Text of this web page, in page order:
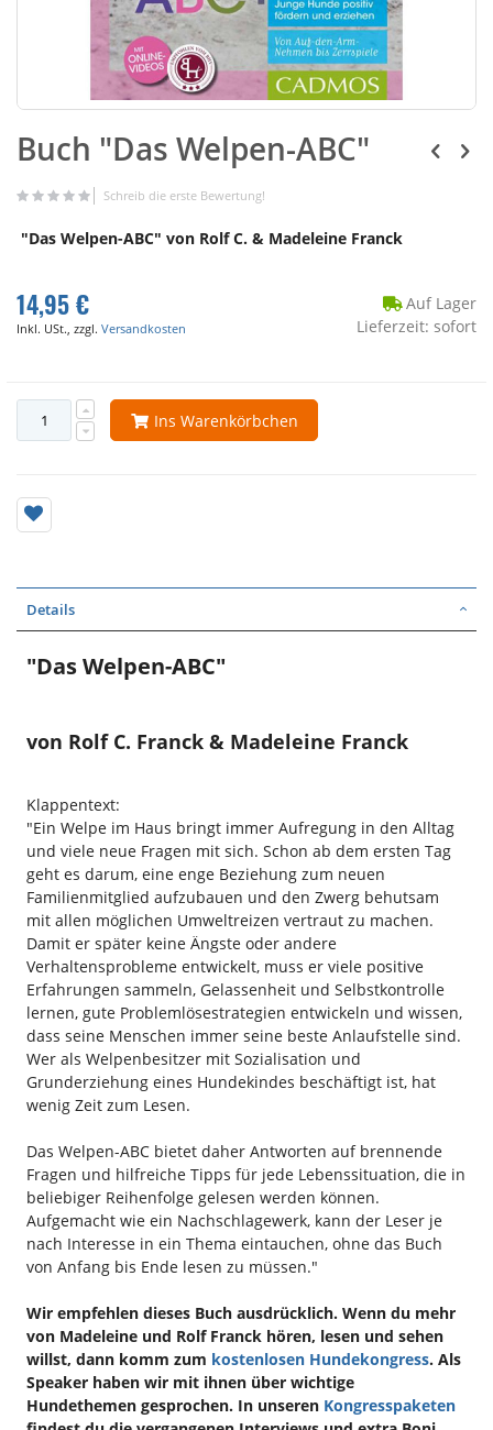
Buch "Das Welpen-ABC"
Schreib die erste Bewertung!
"Das Welpen-ABC" von Rolf C. & Madeleine Franck
14,95 €
Inkl. USt., zzgl. Versandkosten
Auf Lager
Lieferzeit: sofort
Ins Warenkörbchen
Details
"Das Welpen-ABC"
von Rolf C. Franck & Madeleine Franck
Klappentext:
"Ein Welpe im Haus bringt immer Aufregung in den Alltag
und viele neue Fragen mit sich. Schon ab dem ersten Tag
geht es darum, eine enge Beziehung zum neuen
Familienmitglied aufzubauen und den Zwerg behutsam
mit allen möglichen Umweltreizen vertraut zu machen.
Damit er später keine Ängste oder andere
Verhaltensprobleme entwickelt, muss er viele positive
Erfahrungen sammeln, Gelassenheit und Selbstkontrolle
lernen, gute Problemlösestrategien entwickeln und wissen,
dass seine Menschen immer seine beste Anlaufstelle sind.
Wer als Welpenbesitzer mit Sozialisation und
Grunderziehung eines Hundekindes beschäftigt ist, hat
wenig Zeit zum Lesen.
Das Welpen-ABC bietet daher Antworten auf brennende
Fragen und hilfreiche Tipps für jede Lebenssituation, die in
beliebiger Reihenfolge gelesen werden können.
Aufgemacht wie ein Nachschlagewerk, kann der Leser je
nach Interesse in ein Thema eintauchen, ohne das Buch
von Anfang bis Ende lesen zu müssen."
Wir empfehlen dieses Buch ausdrücklich. Wenn du mehr
von Madeleine und Rolf Franck hören, lesen und sehen
willst, dann komm zum kostenlosen Hundekongress. Als
Speaker haben wir mit ihnen über wichtige
Hundethemen gesprochen. In unseren Kongresspaketen